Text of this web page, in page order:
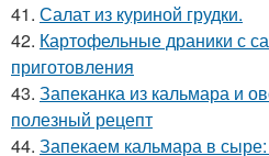
41. Салат из куриной грудки.
42. Картофельные драники с
приготовления
43. Запеканка из кальмара и
полезный рецепт
44. Запекаем кальмара в